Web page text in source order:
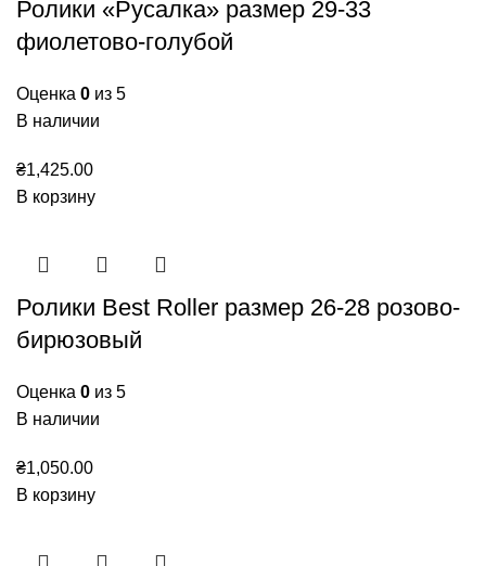
Ролики «Русалка» размер 29-33
фиолетово-голубой
Оценка 0 из 5
В наличии
₴1,425.00
В корзину
Ролики Best Roller размер 26-28 розово-
бирюзовый
Оценка 0 из 5
В наличии
₴1,050.00
В корзину